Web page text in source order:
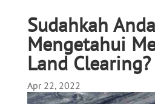
Sudahkah Anda
Mengetahui
Land Clearing?
Apr 22, 2022